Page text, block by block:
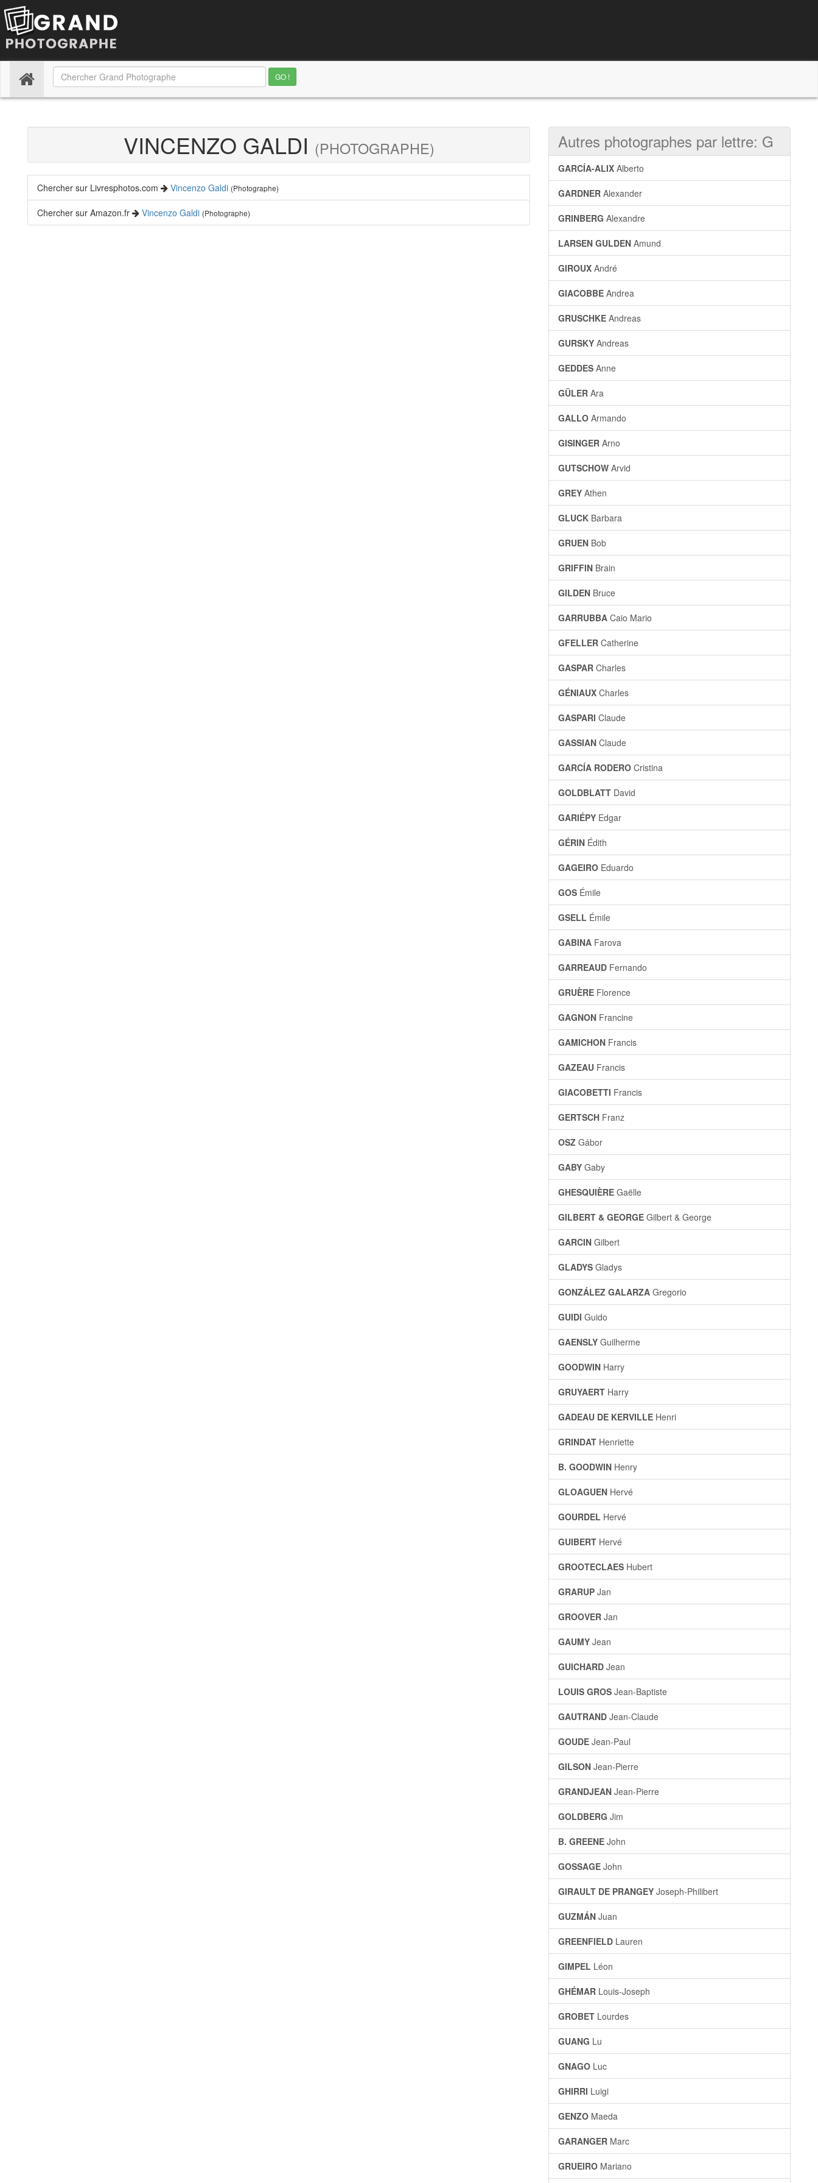
(current)
VINCENZO GALDI (PHOTOGRAPHE)
Chercher sur Livresphotos.com Vincenzo Galdi (Photographe)
Chercher sur Amazon.fr Vincenzo Galdi (Photographe)
Autres photographes par lettre: G
GARCÍA-ALIX Alberto
GARDNER Alexander
GRINBERG Alexandre
LARSEN GULDEN Amund
GIROUX André
GIACOBBE Andrea
GRUSCHKE Andreas
GURSKY Andreas
GEDDES Anne
GÜLER Ara
GALLO Armando
GISINGER Arno
GUTSCHOW Arvid
GREY Athen
GLUCK Barbara
GRUEN Bob
GRIFFIN Brain
GILDEN Bruce
GARRUBBA Caio Mario
GFELLER Catherine
GASPAR Charles
GÉNIAUX Charles
GASPARI Claude
GASSIAN Claude
GARCÍA RODERO Cristina
GOLDBLATT David
GARIÉPY Edgar
GÉRIN Édith
GAGEIRO Eduardo
GOS Émile
GSELL Émile
GABINA Farova
GARREAUD Fernando
GRUÈRE Florence
GAGNON Francine
GAMICHON Francis
GAZEAU Francis
GIACOBETTI Francis
GERTSCH Franz
OSZ Gábor
GABY Gaby
GHESQUIÈRE Gaëlle
GILBERT & GEORGE Gilbert & George
GARCIN Gilbert
GLADYS Gladys
GONZÁLEZ GALARZA Gregorio
GUIDI Guido
GAENSLY Guilherme
GOODWIN Harry
GRUYAERT Harry
GADEAU DE KERVILLE Henri
GRINDAT Henriette
B. GOODWIN Henry
GLOAGUEN Hervé
GOURDEL Hervé
GUIBERT Hervé
GROOTECLAES Hubert
GRARUP Jan
GROOVER Jan
GAUMY Jean
GUICHARD Jean
LOUIS GROS Jean-Baptiste
GAUTRAND Jean-Claude
GOUDE Jean-Paul
GILSON Jean-Pierre
GRANDJEAN Jean-Pierre
GOLDBERG Jim
B. GREENE John
GOSSAGE John
GIRAULT DE PRANGEY Joseph-Philibert
GUZMÁN Juan
GREENFIELD Lauren
GIMPEL Léon
GHÉMAR Louis-Joseph
GROBET Lourdes
GUANG Lu
GNAGO Luc
GHIRRI Luigi
GENZO Maeda
GARANGER Marc
GRUEIRO Mariano